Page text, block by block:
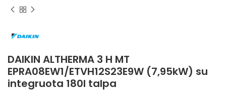
DAIKIN ALTHERMA 3 H MT
EPRA08EW1/ETVH12S23E9W (7,95kW) su
integruota 180l talpa